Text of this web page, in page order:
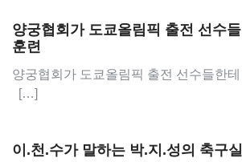
양궁협회가 도쿄올림픽 출전 선수
훈련
양궁협회가 도쿄올림픽 출전 선수들한
[…]
이.천.수가 말하는 박.지.성의 축구